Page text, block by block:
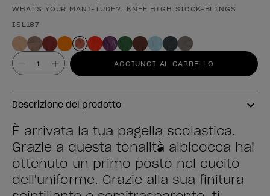
Forma del prodotto
WHAT'S YOUR MANI-TUDE?: KNEE HIGH STOCK-BLINGS
ISL187
Valore AGGIUNGI AL CARRELLO
Descrizione del prodotto
È arrivata la tua pagella scolastica.
Grazie a questa tonalità albicocca hai
ottenuto un primo posto nel cucito
dell'uniforme. Grazie alla sua finitura